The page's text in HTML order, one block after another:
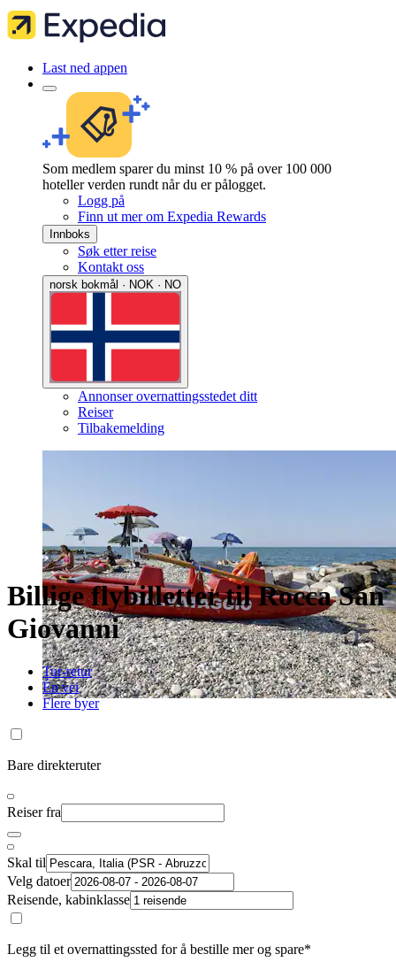
Last ned appen
Som medlem sparer du minst 10 % på over 100 000
hoteller verden rundt når du er pålogget.
Logg på
Finn ut mer om Expedia Rewards
Innboks
Søk etter reise
Kontakt oss
norsk bokmål · NOK · NO
Annonser overnattingsstedet ditt
Reiser
Tilbakemelding
Billige flybilletter til Rocca San
Giovanni
Tur-retur
Én vei
Flere byer
Bare direkteruter
Reiser fra
Skal til
Velg datoer
Reisende, kabinklasse
Legg til et overnattingssted for å bestille mer og spare*